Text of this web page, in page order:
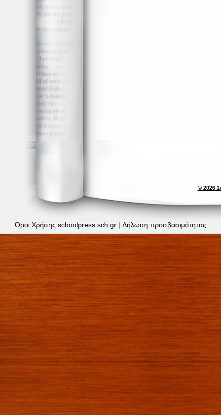
© 2026
Όροι Χρήσης schoolpress.sch.gr | Δήλωση προσβασιμότητας